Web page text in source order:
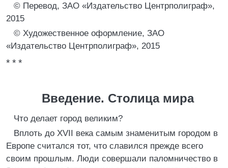
© Перевод, ЗАО «Издательство Центрполиграф»,
2015
© Художественное оформление, ЗАО
«Издательство Центрполиграф», 2015
* * *
Введение. Столица мира
Что делает город великим?
Вплоть до XVII века самым знаменитым городом в
Европе считался тот, что славился прежде всего
своим прошлым. Люди совершали паломничество в